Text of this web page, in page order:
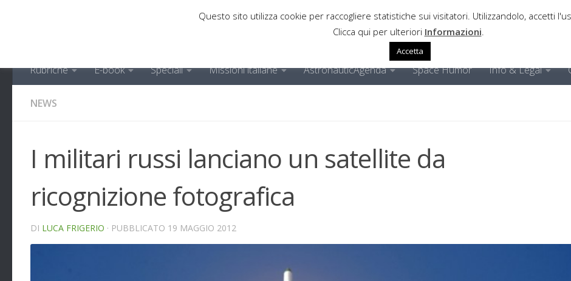
Rubriche E-book Speciali Missioni italiane AstronauticAgenda Space Humor Info & Legal
NEWS
I militari russi lanciano un satellite da
ricognizione fotografica
DI LUCA FRIGERIO · PUBBLICATO 19 MAGGIO 2012
Questo sito utilizza cookie per raccogliere statistiche sui visitatori. Utilizzandolo, accetti
Clicca qui per ulteriori Informazioni
Accetta